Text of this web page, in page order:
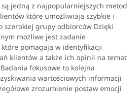
jedną z najpopularniejszych metod
które umożliwiają szybkie i
szerokiej grupy odbiorców Dzięki
możliwe jest zadanie
które pomagają w identyfikacji
klientów a także ich opinii na temat
fokusowe to kolejna
wartościowych informacji
zrozumienie postaw emocji